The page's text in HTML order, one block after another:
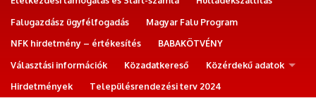
Falugazdász ügyfélfogadás
Magyar Falu Program
NFK hirdetmény – értékesítés
BABAKÖTVÉNY
Választási információk
Közadatkereső
Közérdekű adatok
Hirdetmények
Településrendezési terv 2024